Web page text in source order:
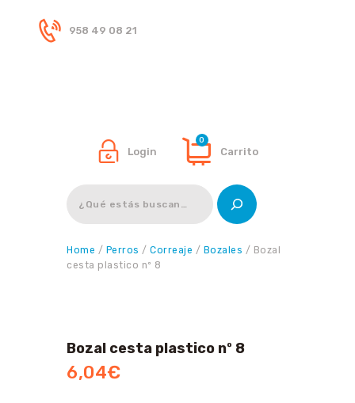
958 49 08 21
Login Carrito
0
Buscar
Home / Perros / Correaje / Bozales / Bozal
cesta plastico nº 8
Bozal cesta plastico nº 8
6,04€